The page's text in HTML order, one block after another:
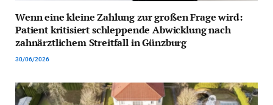
Wenn eine kleine Zahlung zur großen Frage wird:
Patient kritisiert schleppende Abwicklung nach
zahnärztlichem Streitfall in Günzburg
30/06/2026